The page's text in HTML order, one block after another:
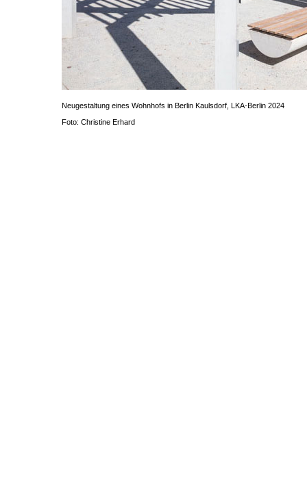
Neugestaltung eines Wohnhofs in Berlin Kaulsdorf, LKA-Berlin 2024
Foto: Christine Erhard